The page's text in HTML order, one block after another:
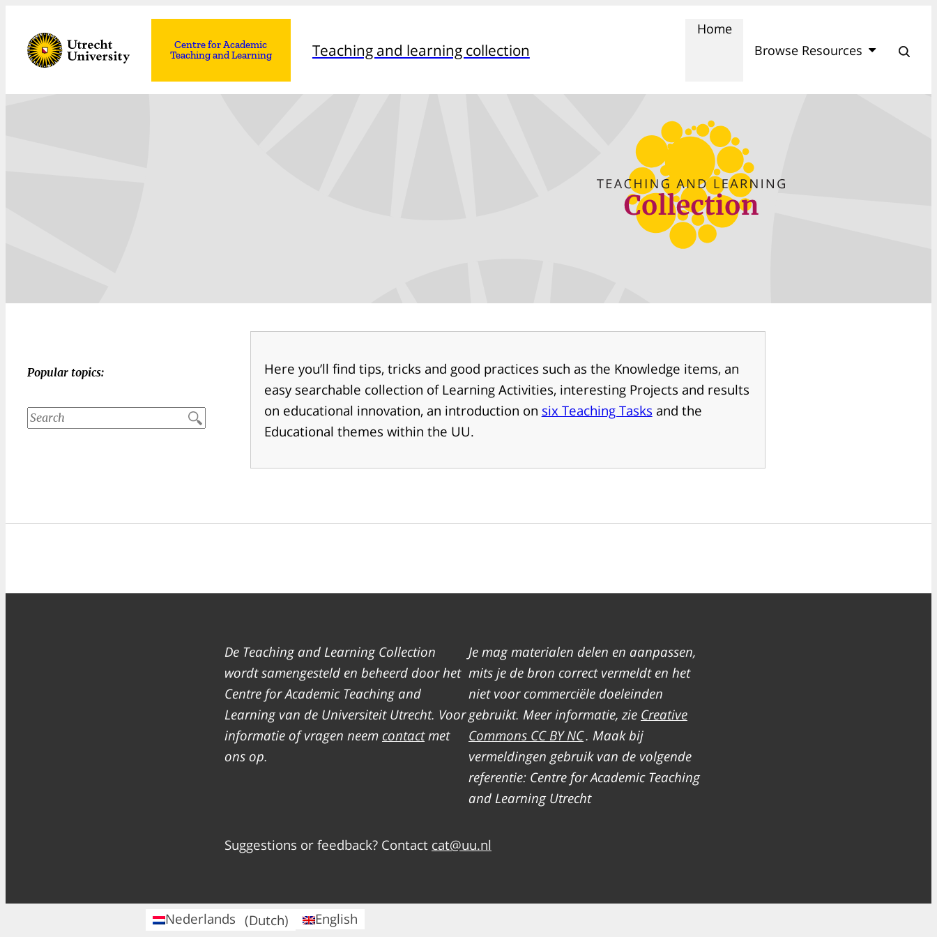
Centre for Academic
Teaching and Learning
Teaching and learning collection
Home
Browse Resources
Popular topics:
Here you’ll find tips, tricks and good practices such as the Knowledge items, an
easy searchable collection of Learning Activities, interesting Projects and results
on educational innovation, an introduction on six Teaching Tasks and the
Educational themes within the UU.
De Teaching and Learning Collection
wordt samengesteld en beheerd door het
Centre for Academic Teaching and
Learning van de Universiteit Utrecht. Voor
informatie of vragen neem contactmet
ons op.
Je mag materialen delen en aanpassen,
mits je de bron correct vermeldt en het
niet voor commerciële doeleinden
gebruikt. Meer informatie, zie Creative
Commons CC BY NC. Maak bij
vermeldingen gebruik van de volgende
referentie: Centre for Academic Teaching
and Learning Utrecht
Suggestions or feedback? Contact cat@uu.nl
Nederlands (Dutch) English